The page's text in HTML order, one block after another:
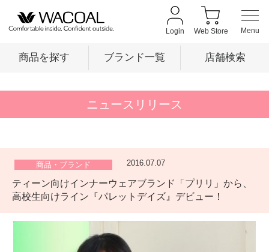
Login Web Store
商品を探す ブランド一覧 店舗検索
店舗検索
ニュースリリース
商品・ブランド 2016.07.07
ティーン向けインナーウェアブランド「プリリ」から、
高校生向けライン『パレットデイズ』デビュー！